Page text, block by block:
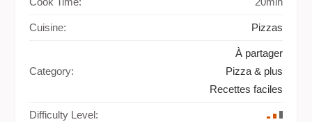
Cuisine: Pizzas
Category:
À partager
Pizza & plus
Recettes faciles
Difficulty Level: